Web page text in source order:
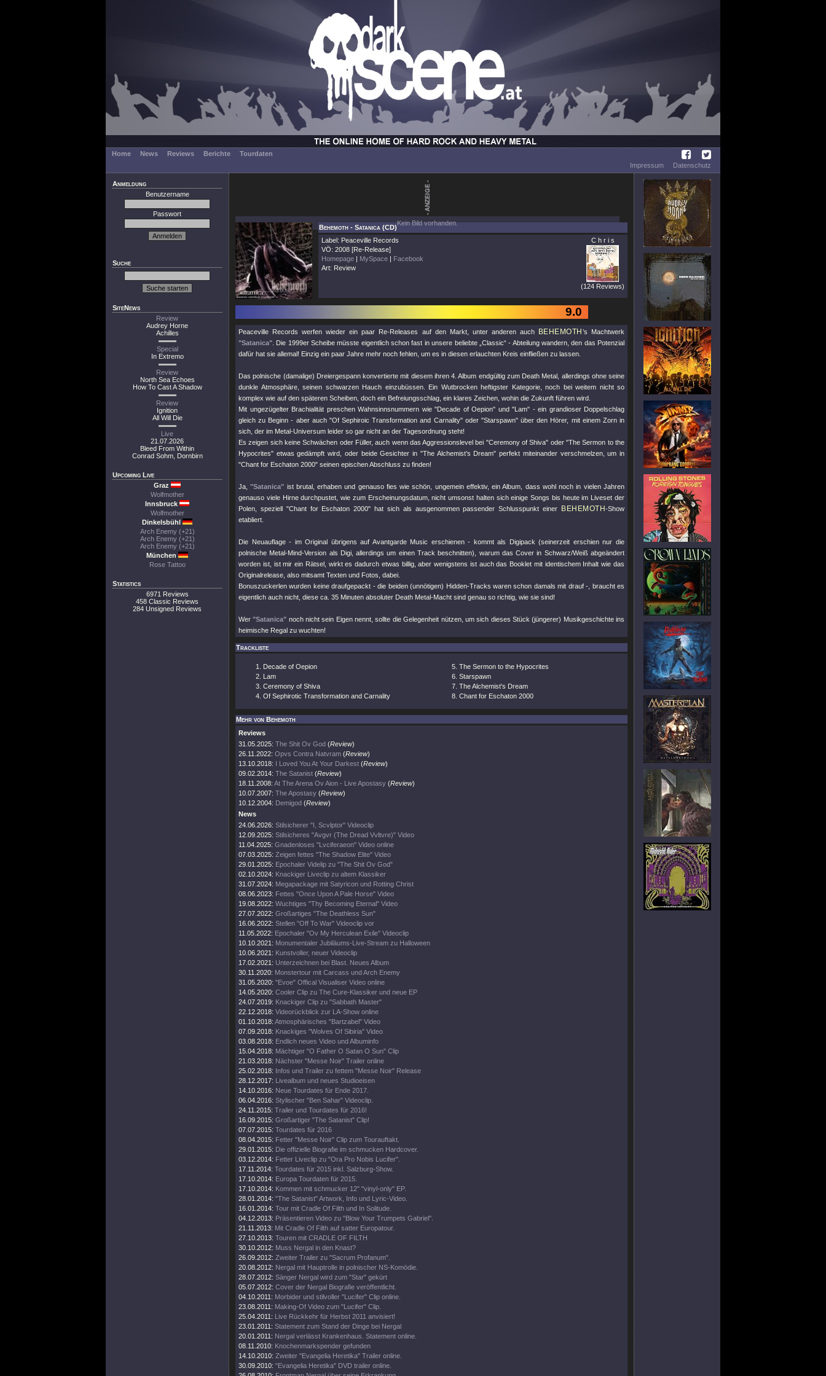
Home News Reviews Berichte
Tourdaten
Impressum
Datenschutz
Anmeldung
Benutzername
Passwort
Suche
SiteNews
Review
Audrey Horne
Achilles
Special
In Extremo
Review
North Sea Echoes
How To Cast A Shadow
Review
Ignition
All Will Die
Live
21.07.2026
Bleed From Within
Conrad Sohm, Dornbirn
Upcoming Live
Graz
Wolfmother
Innsbruck
Wolfmother
Dinkelsbühl
Arch Enemy (+21)
Arch Enemy (+21)
Arch Enemy (+21)
München
Rose Tattoo
Statistics
6971 Reviews
458 Classic Reviews
284 Unsigned Reviews
Kein Bild vorhanden.
Behemoth - Satanica (CD)
Label: Peaceville Records
VÖ: 2008 [Re-Release]
Homepage | MySpace | Facebook
Art: Review
C h r i s
(124 Reviews)
9.0
Peaceville Records werfen wieder ein paar Re-Releases auf den Markt, unter anderen auch BEHEMOTH ’s Machtwerk
"Satanica" . Die 1999er Scheibe müsste eigentlich schon fast in unsere beliebte „Classic“ - Abteilung wandern, den das Potenzial
dafür hat sie allemal! Einzig ein paar Jahre mehr noch fehlen, um es in diesen erlauchten Kreis einfließen zu lassen.
Das polnische (damalige) Dreiergespann konvertierte mit diesem ihren 4. Album endgültig zum Death Metal, allerdings ohne seine
dunkle Atmosphäre, seinen schwarzen Hauch einzubüssen. Ein Wutbrocken heftigster Kategorie, noch bei weitem nicht so
komplex wie auf den späteren Scheiben, doch ein Befreiungsschlag, ein klares Zeichen, wohin die Zukunft führen wird.
Mit ungezügelter Brachialität preschen Wahnsinnsnummern wie "Decade of Oepion" und "Lam" - ein grandioser Doppelschlag
gleich zu Beginn - aber auch "Of Sephiroic Transformation and Carnality"oder "Starspawn"über den Hörer, mit einem Zorn in
sich, der im Metal-Universum leider so gar nicht an der Tagesordnung steht!
Es zeigen sich keine Schwächen oder Füller, auch wenn das Aggressionslevel bei "Ceremony of Shiva" oder"The Sermon to the
Hypocrites" etwas gedämpft wird, oder beide Gesichter in "The Alchemist’s Dream" perfekt miteinander verschmelzen, um in
"Chant for Eschaton 2000" seinen epischen Abschluss zu finden!
Ja,"Satanica" ist brutal, erhaben und genauso fies wie schön, ungemein effektiv, ein Album, dass wohl noch in vielen Jahren
genauso viele Hirne durchpustet, wie zum Erscheinungsdatum, nicht umsonst halten sich einige Songs bis heute im Liveset der
Polen, speziell "Chant for Eschaton 2000" hat sich als ausgenommen passender Schlusspunkt einer BEHEMOTH-Show
etabliert.
Die Neuauflage - im Original übrigens auf Avantgarde Music erschienen - kommt als Digipack (seinerzeit erschien nur die
polnische Metal-Mind-Version als Digi, allerdings um einen Track beschnitten), warum das Cover in Schwarz/Weiß abgeändert
worden ist, ist mir ein Rätsel, wirkt es dadurch etwas billig, aber wenigstens ist auch das Booklet mit identischem Inhalt wie das
Originalrelease, also mitsamt Texten und Fotos, dabei.
Bonuszuckerlen wurden keine draufgepackt - die beiden (unnötigen) Hidden-Tracks waren schon damals mit drauf -, braucht es
eigentlich auch nicht, diese ca. 35 Minuten absoluter Death Metal-Macht sind genau so richtig, wie sie sind!
Wer"Satanica" noch nicht sein Eigen nennt, sollte die Gelegenheit nützen, um sich dieses Stück (jüngerer) Musikgeschichte ins
heimische Regal zu wuchten!
Trackliste
Decade of Oepion
Lam
Ceremony of Shiva
Of Sephirotic Transformation and Carnality
The Sermon to the Hypocrites
Starspawn
The Alchemist's Dream
Chant for Eschaton 2000
Mehr von Behemoth
Reviews
31.05.2025: The Shit Ov God (Review)
26.11.2022: Opvs Contra Natvram (Review)
13.10.2018: I Loved You At Your Darkest (Review)
09.02.2014: The Satanist (Review)
18.11.2008: At The Arena Ov Aion - Live Apostasy (Review)
10.07.2007: The Apostasy (Review)
10.12.2004: Demigod (Review)
News
24.06.2026: Stilsicherer "I, Scvlptor" Videoclip
12.09.2025: Stilsicheres "Avgvr (The Dread Vvltvre)" Video
11.04.2025: Gnadenloses "Lvciferaeon" Video online
07.03.2025: Zeigen fettes "The Shadow Elite" Video
29.01.2025: Epochaler Videlip zu "The Shit Ov God"
02.10.2024: Knackiger Liveclip zu altem Klassiker
31.07.2024: Megapackage mit Satyricon und Rotting Christ
08.06.2023: Fettes "Once Upon A Pale Horse" Video
19.08.2022: Wuchtiges "Thy Becoming Eternal" Video
27.07.2022: Großartiges "The Deathless Sun"
16.06.2022: Stellen "Off To War" Videoclip vor
11.05.2022: Epochaler "Ov My Herculean Exile" Videoclip
10.10.2021: Monumentaler Jubiläums-Live-Stream zu Halloween
10.06.2021: Kunstvoller, neuer Videoclip
17.02.2021: Unterzeichnen bei Blast. Neues Album
30.11.2020: Monstertour mit Carcass und Arch Enemy
31.05.2020: "Evoe" Offical Visualiser Video online
14.05.2020: Cooler Clip zu The Cure-Klassiker und neue EP
24.07.2019: Knackiger Clip zu "Sabbath Master"
22.12.2018: Videorückblick zur LA-Show online
01.10.2018: Atmosphärisches "Bartzabel" Video
07.09.2018: Knackiges "Wolves Of Sibiria" Video
03.08.2018: Endlich neues Video und Albuminfo
15.04.2018: Mächtiger "O Father O Satan O Sun" Clip
21.03.2018: Nächster "Messe Noir" Trailer online
25.02.2018: Infos und Trailer zu fettem "Messe Noir" Release
28.12.2017: Livealbum und neues Studioeisen
14.10.2016: Neue Tourdates für Ende 2017.
06.04.2016: Stylischer "Ben Sahar" Videoclip.
24.11.2015: Trailer und Tourdates für 2016!
16.09.2015: Großartiger "The Satanist" Clip!
07.07.2015: Tourdates für 2016
08.04.2015: Fetter "Messe Noir" Clip zum Tourauftakt.
29.01.2015: Die offizielle Biografie im schmucken Hardcover.
03.12.2014: Fetter Liveclip zu "Ora Pro Nobis Lucifer".
17.11.2014: Tourdates für 2015 inkl. Salzburg-Show.
17.10.2014: Europa Tourdaten für 2015.
17.10.2014: Kommen mit schmucker 12" "vinyl-only" EP.
28.01.2014: "The Satanist" Artwork, Info und Lyric-Video.
16.01.2014: Tour mit Cradle Of Filth und In Solitude.
04.12.2013: Präsentieren Video zu "Blow Your Trumpets Gabriel".
21.11.2013: Mit Cradle Of Filth auf satter Europatour.
27.10.2013: Touren mit CRADLE OF FILTH
30.10.2012: Muss Nergal in den Knast?
26.09.2012: Zweiter Trailer zu "Sacrum Profanum".
20.08.2012: Nergal mit Hauptrolle in polnischer NS-Komödie.
28.07.2012: Sänger Nergal wird zum "Star" gekürt
05.07.2012: Cover der Nergal Biografie veröffentlicht.
04.10.2011: Morbider und stilvoller "Lucifer" Clip online.
23.08.2011: Making-Of Video zum "Lucifer" Clip.
25.04.2011: Live Rückkehr für Herbst 2011 anvisiert!
23.01.2011: Statement zum Stand der Dinge bei Nergal
20.01.2011: Nergal verlässt Krankenhaus. Statement online.
08.11.2010: Knochenmarkspender gefunden
14.10.2010: Zweiter "Evangelia Heretika" Trailer online.
30.09.2010: "Evangelia Heretika" DVD trailer online.